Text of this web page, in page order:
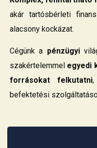
akár tartósbérleti
alacsony kockázat.
Cégünk a pénzügyi
szakértelemmel egyedi
forrásokat felkutatni,
befektetési